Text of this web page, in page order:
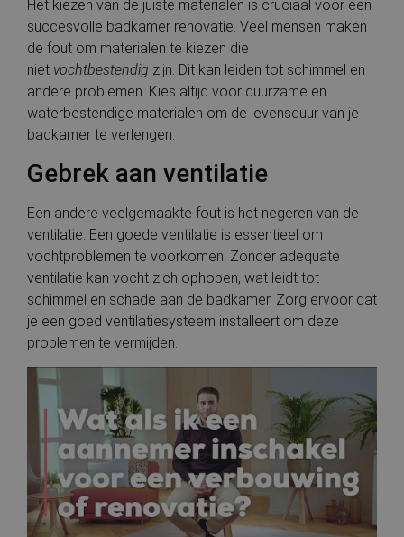
Het kiezen van de juiste materialen is cruciaal voor een
succesvolle badkamer renovatie. Veel mensen maken
de fout om materialen te kiezen die
niet vochtbestendig zijn. Dit kan leiden tot schimmel en
andere problemen. Kies altijd voor duurzame en
waterbestendige materialen om de levensduur van je
badkamer te verlengen.
Gebrek aan ventilatie
Een andere veelgemaakte fout is het negeren van de
ventilatie. Een goede ventilatie is essentieel om
vochtproblemen te voorkomen. Zonder adequate
ventilatie kan vocht zich ophopen, wat leidt tot
schimmel en schade aan de badkamer. Zorg ervoor dat
je een goed ventilatiesysteem installeert om deze
problemen te vermijden.
Naam
_ga
Google LLC
Analytics -
cookie wordt
willekeurig
nummer toe
wijzen als
Het is
in elk
een site en
bezoekers-,
en
te
de
Naam
Aanbieder
/Domein
stateCode Sessie
onthouden om
informatie te
verstrekken en de
gebruikerservaring
te verbeteren.
geoData
.cnn.com Sessie
Deze cookie wordt
gebruikt om
informatie over de
gebruiker op te
gelokaliseerde
inhoud en
diensten te
leveren.